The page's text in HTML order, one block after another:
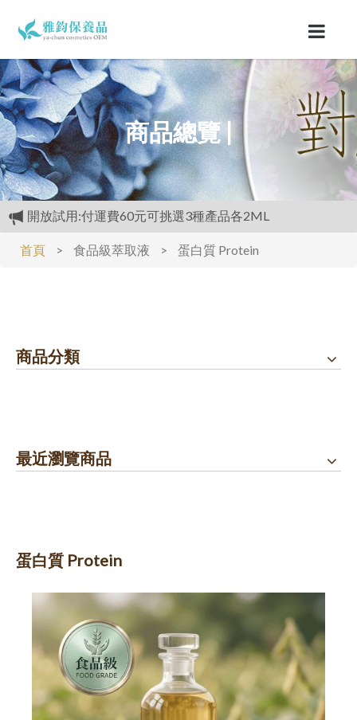
商品總覽 |
開放試用:付運費60元可挑選3種產品各2ML
滿3000元再送精美好禮
購物禮:送夏日涼感劑100cc.只能噴衣服.不要噴皮膚
首頁 > 食品級萃取液 > 蛋白質 Protein
商品分類
最近瀏覽商品
蛋白質 Protein